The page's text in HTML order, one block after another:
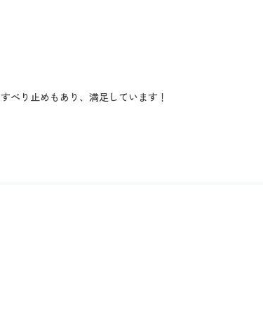
べり止めもあり、満足しています！